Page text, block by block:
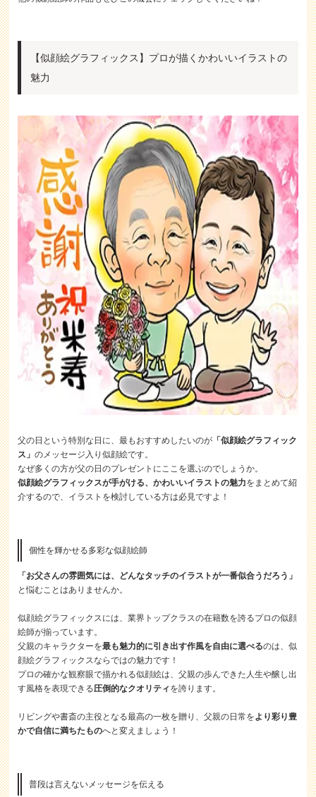
【似顔絵グラフィックス】プロが描くかわいいイラストの
魅力
父の日という特別な日に、最もおすすめしたいのが 「似顔絵グラフィック
ス」のメッセージ入り似顔絵です。
なぜ多くの方が父の日のプレゼントにここを選ぶのでしょうか。
似顔絵グラフィックスが手がける、かわいいイラストの魅力をまとめて紹
介するので、イラストを検討している方は必見ですよ！
個性を輝かせる多彩な似顔絵師
「お父さんの雰囲気には、どんなタッチのイラストが一番似合うだろう」
と悩むことはありませんか。
似顔絵グラフィックスには、業界トップクラスの在籍数を誇るプロの似顔
絵師が揃っています。
父親のキャラクターを最も魅力的に引き出す作風を自由に選べるのは、似
顔絵グラフィックスならではの魅力です！
プロの確かな観察眼で描かれる似顔絵は、父親の歩んできた人生や醸し出
す風格を表現できる圧倒的なクオリティ を誇ります。
リビングや書斎の主役となる最高の一枚を贈り、父親の日常をより彩り豊
かで自信に満ちたものへと変えましょう！
普段は言えないメッセージを伝える